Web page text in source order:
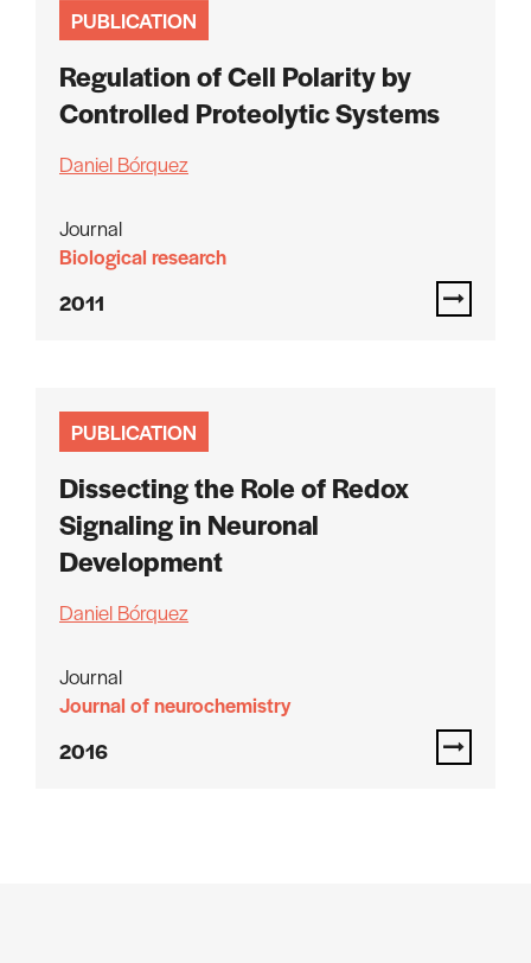
PUBLICATION
Regulation of Cell Polarity by
Controlled Proteolytic Systems
Daniel Bórquez
Journal
Biological research
2011
PUBLICATION
Dissecting the Role of Redox
Signaling in Neuronal
Development
Daniel Bórquez
Journal
Journal of neurochemistry
2016